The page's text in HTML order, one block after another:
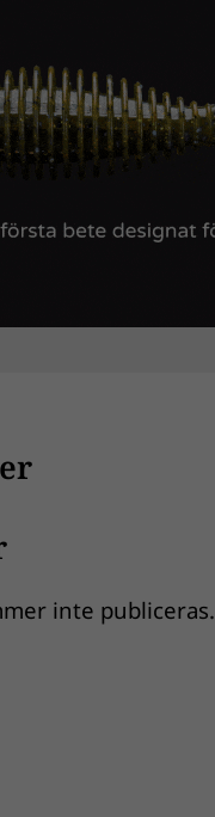
inte publiceras.